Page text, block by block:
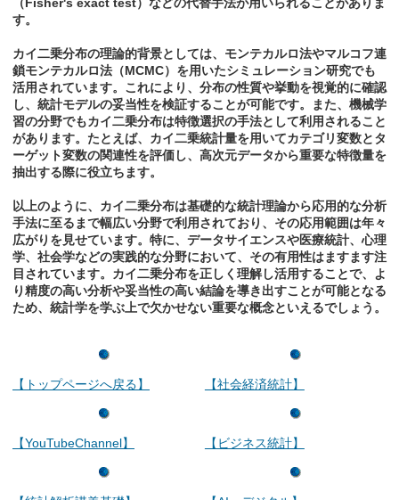
す。
カイ二乗分布の理論的背景としては、モンテカルロ法やマルコフ連
鎖モンテカルロ法（MCMC）を用いたシミュレーション研究でも
活用されています。これにより、分布の性質や挙動を視覚的に確認
し、統計モデルの妥当性を検証することが可能です。また、機械学
習の分野でもカイ二乗分布は特徴選択の手法として利用されること
があります。たとえば、カイ二乗統計量を用いてカテゴリ変数とタ
ーゲット変数の関連性を評価し、高次元データから重要な特徴量を
抽出する際に役立ちます。
以上のように、カイ二乗分布は基礎的な統計理論から応用的な分析
手法に至るまで幅広い分野で利用されており、その応用範囲は年々
広がりを見せています。特に、データサイエンスや医療統計、心理
学、社会学などの実践的な分野において、その有用性はますます注
目されています。カイ二乗分布を正しく理解し活用することで、よ
り精度の高い分析や妥当性の高い結論を導き出すことが可能となる
ため、統計学を学ぶ上で欠かせない重要な概念といえるでしょう。
【トップページへ戻る】
【YouTubeChannel】
【社会経済統計】
【ビジネス統計】